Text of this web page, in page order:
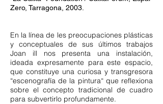
Zero, Tarragona, 2003.
En la línea de les preocupaciones plásticas
y conceptuales de sus últimos trabajos
Joan ill nos presenta una instalación,
ideada expresamente para este espacio,
que constituye una curiosa y transgresora
“escenografía de la pintura“ que reflexiona
sobre el concepto tradicional de cuadro
para subvertirlo profundamente.